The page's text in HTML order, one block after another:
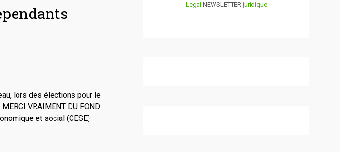
lors des élections pour le
VRAIMENT DU FOND
et social (CESE)
Legal NEWSLETTER juridique